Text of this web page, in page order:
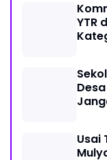
YTR
Usai